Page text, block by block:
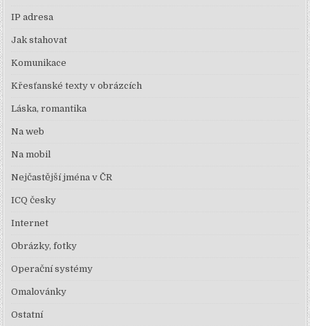
IP adresa
Jak stahovat
Komunikace
Křesťanské texty v obrázcích
Láska, romantika
Na web
Na mobil
Nejčastější jména v ČR
ICQ česky
Internet
Obrázky, fotky
Operační systémy
Omalovánky
Ostatní